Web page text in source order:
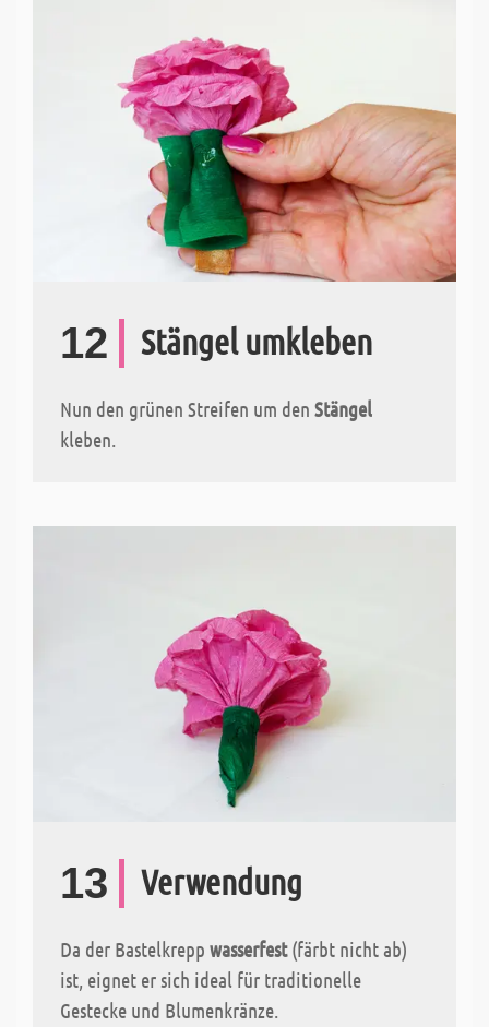
12 Stängel umkleben
Nun den grünen Streifen um den Stängel
kleben.
13 Verwendung
Da der Bastelkrepp wasserfest(färbt nicht ab)
ist, eignet er sich ideal für traditionelle
Gestecke und Blumenkränze.